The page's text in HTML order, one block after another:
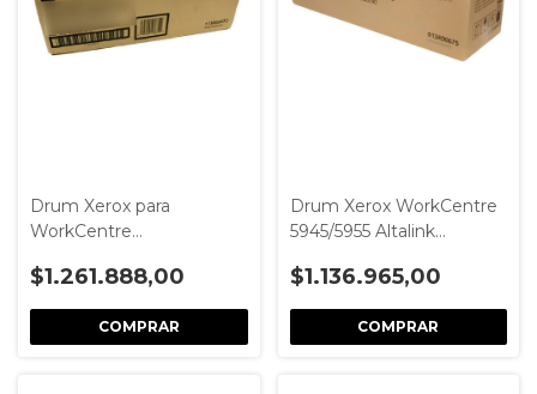
Drum Xerox para
WorkCentre
- Unidad de Imagen
Original
$1.261.888,00
Drum Xerox WorkCentre
5945/5955 Altalink
Original y Garantizado
$1.136.965,00